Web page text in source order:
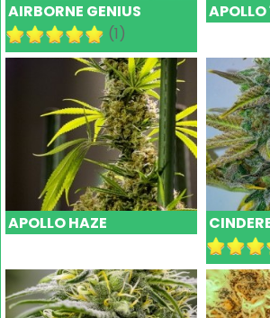
AIRBORNE GENIUS
(1)
APOLLO
APOLLO HAZE